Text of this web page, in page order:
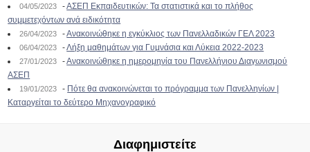
04/05/2023 -ΑΣΕΠ Εκπαιδευτικών: Τα στατιστικά και το πλήθος
συμμετεχόντων ανά ειδικότητα
26/04/2023 -Ανακοινώθηκε η εγκύκλιος των Πανελλαδικών ΓΕΛ 2023
06/04/2023 -Λήξη μαθημάτων για Γυμνάσια και Λύκεια 2022-2023
27/01/2023 -Ανακοινώθηκε η ημερομηνία του Πανελλήνιου Διαγωνισμού
ΑΣΕΠ
19/01/2023 - Πότε θα ανακοινώνεται το πρόγραμμα των Πανελληνίων |
Καταργείται το δεύτερο Μηχανογραφικό
Διαφημιστείτε